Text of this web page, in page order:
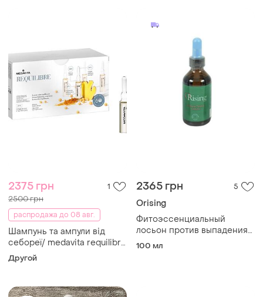
2375 грн 1
2500 грн
распродажа до 08 авг.
Шампунь та ампули від
себореї/ medavita requilibre
lozione sebo-equilibrante (
шампунь + ампули)
Другой
2365 грн 5
Orising
Фитоэссенциальный
лосьон против выпадения
волос orising lozione caduta
100 мл